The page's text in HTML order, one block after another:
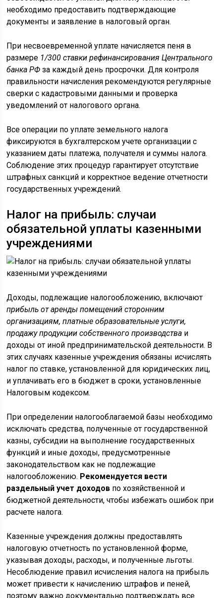
необходимо предоставить подтверждающие
документы и заявление в налоговый орган.
При несвоевременной уплате начисляется пеня в
размере 1/300 ставки рефинансирования Центрального
банка РФ за каждый день просрочки. Для контроля
правильности начисления рекомендуются регулярные
сверки с кадастровыми данными и проверка
уведомлений от налогового органа.
Все операции по уплате земельного налога
фиксируются в бухгалтерском учете организации с
указанием даты платежа, получателя и суммы налога.
Соблюдение этих процедур гарантирует отсутствие
штрафных санкций и корректное ведение отчетности
государственных учреждений.
Налог на прибыль: случаи
обязательной уплаты казенными
учреждениями
Доходы, подлежащие налогообложению, включают
прибыль от аренды помещений сторонним
организациям, платные образовательные услуги,
продажу продукции собственного производства и
доходы от иной предпринимательской деятельности. В
этих случаях казенные учреждения обязаны исчислять
налог по ставке, установленной для юридических лиц,
и уплачивать его в бюджет в сроки, установленные
Налоговым кодексом.
При определении налогооблагаемой базы необходимо
исключать средства, полученные от государственной
казны, субсидии на выполнение государственных
функций и иные доходы, предусмотренные
законодательством как не подлежащие
налогообложению. Рекомендуется вести
раздельный учет доходов по хозяйственной и
бюджетной деятельности, чтобы избежать ошибок при
расчете налога.
Казенные учреждения должны предоставлять
налоговую отчетность по установленной форме,
указывая доходы, расходы, и полученные льготы.
Несоблюдение правил исчисления налога на прибыль
может привести к начислению штрафов и пеней,
поэтому важно документально подтверждать все